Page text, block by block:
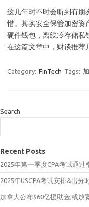
这几年时不时会听到有朋
惜。其实安全保管加密资
硬件钱包，离线冷存储私
在这篇文章中，财谈推荐
Category: FinTech Tags:
Search
Recent Posts
2025年第一季度CPA考试通过
2025年USCPA考试安排&出分
加拿大公布$60亿援助金,或放